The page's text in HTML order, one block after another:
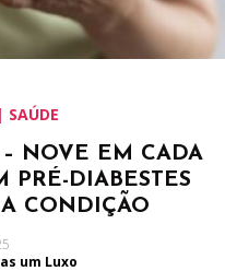
SAÚDE
NOVE EM CADA
PRÉ-DIABESTES
CONDIÇÃO
um Luxo